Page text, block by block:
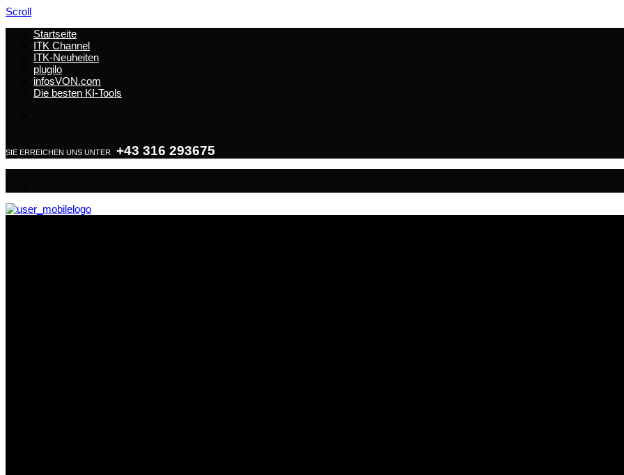
Scroll
Startseite
ITK Channel
ITK-Neuheiten
plugilo
infosVON.com
Die besten KI-Tools
SIE ERREICHEN UNS UNTER +43 316 293675